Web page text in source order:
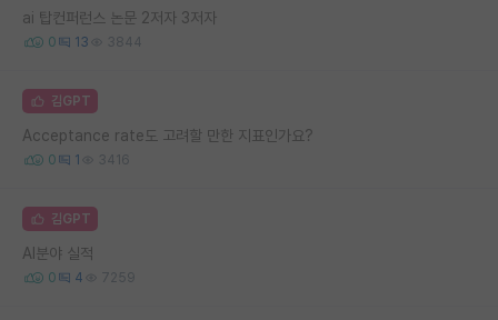
ai 탑컨퍼런스 논문 2저자 3저자
0 13 3844
김GPT
Acceptance rate도 고려할 만한 지표인가요?
0 1 3416
김GPT
AI분야 실적
0 4 7259